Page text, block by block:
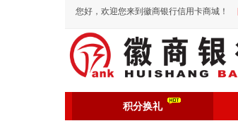
您好，欢迎您来到徽商银行信用卡商城！
积分换礼